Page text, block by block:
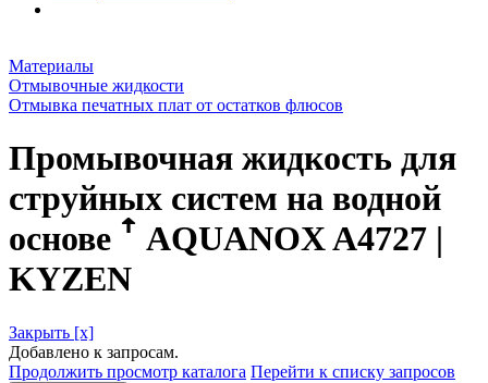
Материалы
Отмывочные жидкости
Отмывка печатных плат от остатков флюсов
Промывочная жидкость для
струйных систем на водной
основе ꜛ AQUANOX A4727 |
KYZEN
Закрыть [x]
Добавлено к запросам.
Продолжить просмотр каталога Перейти к списку запросов